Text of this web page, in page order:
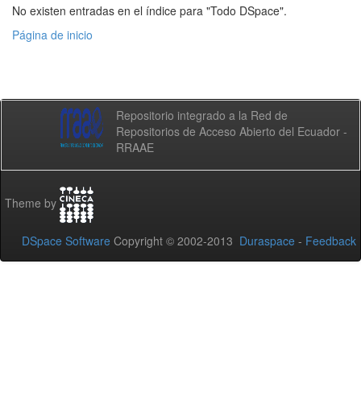
No existen entradas en el índice para "Todo DSpace".
Página de inicio
Repositorio integrado a la Red de
Repositorios de Acceso Abierto del Ecuador -
RRAAE
Theme by
DSpace Software Copyright © 2002-2013 Duraspace - Feedback